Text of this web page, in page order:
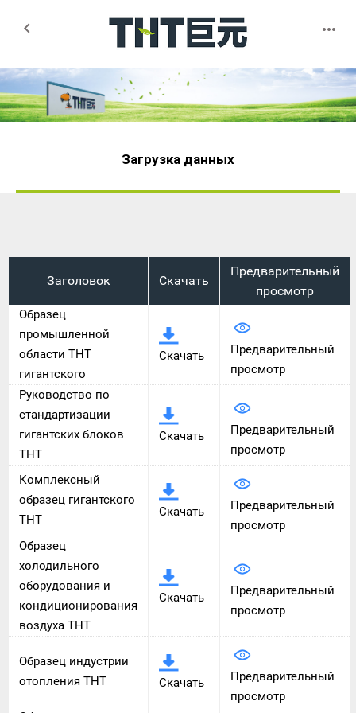
 
Загрузка данных
Заголовок Скачать
Предварительный
просмотр
Образец
промышленной
области THT
гигантского
Скачать
Предварительный
просмотр
Руководство по
стандартизации
гигантских блоков
THT
Скачать
Предварительный
просмотр
Комплексный
образец гигантского
THT
Скачать
Предварительный
просмотр
Образец
холодильного
оборудования и
кондиционирования
воздуха THT
Скачать
Предварительный
просмотр
Образец индустрии
отопления THT
Скачать
Предварительный
просмотр